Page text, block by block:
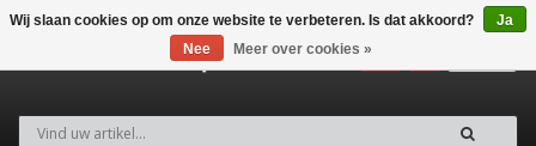
Wij slaan cookies op om onze website te verbeteren. Is dat akkoord?
Ja
Nee
Meer over cookies »